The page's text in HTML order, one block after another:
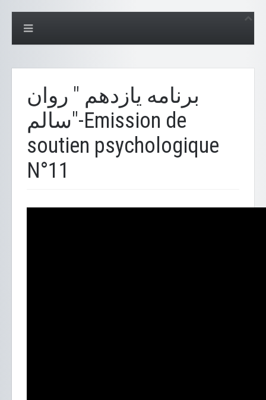
برنامه یازدهم " روان
سالم"-Emission de
soutien psychologique
N°11